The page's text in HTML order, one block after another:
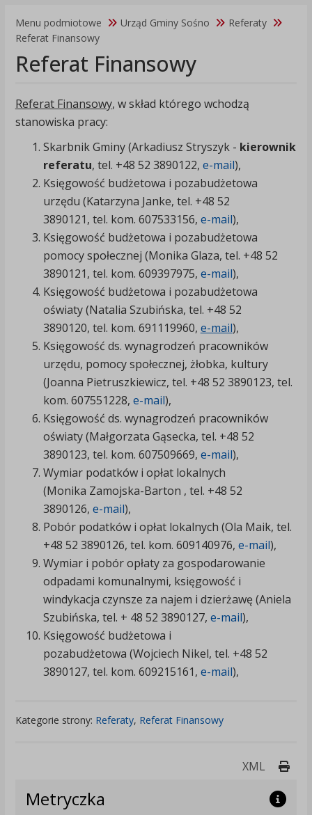
Menu podmiotowe Urząd Gminy Sośno
Referaty
Referat Finansowy
Referat Finansowy
Referat Finansowy, w skład którego wchodzą
stanowiska pracy:
Skarbnik Gminy (Arkadiusz Stryszyk - kierownik
referatu, tel. +48 52 3890122, e-mail),
Księgowość budżetowa i pozabudżetowa
urzędu (Katarzyna Janke, tel. +48 52
3890121, tel. kom. 607533156, e-mail),
Księgowość budżetowa i pozabudżetowa
pomocy społecznej (Monika Glaza, tel. +48 52
3890121, tel. kom. 609397975, e-mail),
Księgowość budżetowa i pozabudżetowa
oświaty (Natalia Szubińska, tel. +48 52
3890120, tel. kom. 691119960, e-mail),
Księgowość ds. wynagrodzeń pracowników
urzędu, pomocy społecznej, żłobka, kultury
(Joanna Pietruszkiewicz, tel. +48 52 3890123, tel.
kom. 607551228, e-mail),
Księgowość ds. wynagrodzeń pracowników
oświaty (Małgorzata Gąsecka, tel. +48 52
3890123, tel. kom. 607509669, e-mail),
Wymiar podatków i opłat lokalnych
(Monika Zamojska-Barton , tel. +48 52
3890126, e-mail),
Pobór podatków i opłat lokalnych (Ola Maik, tel.
+48 52 3890126, tel. kom. 609140976, e-mail),
Wymiar i pobór opłaty za gospodarowanie
odpadami komunalnymi, księgowość i
windykacja czynsze za najem i dzierżawę (Aniela
Szubińska, tel. + 48 52 3890127, e-mail),
Księgowość budżetowa i
pozabudżetowa (Wojciech Nikel, tel. +48 52
3890127, tel. kom. 609215161, e-mail),
Kategorie strony: Referaty, Referat Finansowy
XML
Metryczka